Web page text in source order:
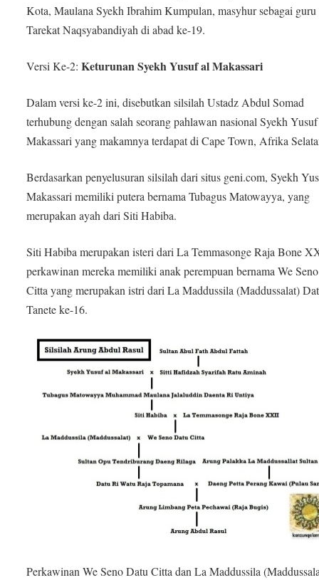
Kota, Maulana Syekh Ibrahim Kumpulan, masyhur sebagai guru
Tarekat Naqsyabandiyah di abad ke-19.
Versi Ke-2:Keturunan Syekh Yusuf al Makassari
Dalam versi ke-2 ini, disebutkan silsilah Ustadz Abdul Somad
terhubung dengan salah seorang pahlawan nasional Syekh
Makassari yang makamnya terdapat di Cape Town, Afrika
Berdasarkan penyelusuran silsilah dari situs geni.com, Syekh
Makassari memiliki putera bernama Tubagus Matowayya, yang
merupakan ayah dari Siti Habiba.
Siti Habiba merupakan isteri dari La Temmasonge Raja Bone
perkawinan mereka memiliki anak perempuan bernama We
Citta yang merupakan istri dari La Maddussila (Maddussalat)
Tanete ke-16.
Perkawinan We Seno Datu Citta dan La Maddussila